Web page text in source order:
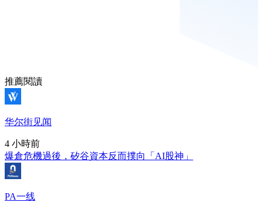
推薦閱讀
华尔街见闻
4 小時前
爆倉危機過後，矽谷資本反而撲向「AI股神」
PA一线